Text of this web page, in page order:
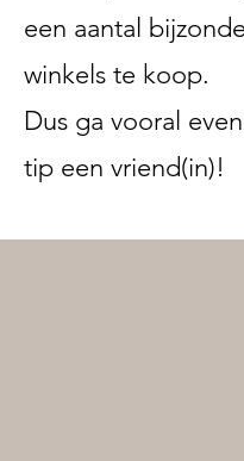
een aantal
winkels te koop.
Dus ga vooral
tip een vriend(in)!